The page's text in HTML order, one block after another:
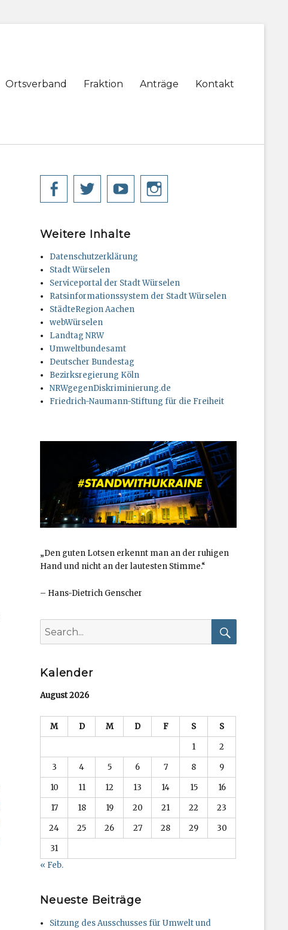
Ortsverband Fraktion Anträge Kontakt
Facebook
TwitterYouTube
Weitere Inhalte
Datenschutzerklärung
Stadt Würselen
Serviceportal der Stadt Würselen
Ratsinformationssystem der Stadt Würselen
StädteRegion Aachen
webWürselen
Landtag NRW
Umweltbundesamt
Deutscher Bundestag
Bezirksregierung Köln
NRWgegenDiskriminierung.de
Friedrich-Naumann-Stiftung für die Freiheit
„Den guten Lotsen erkennt man an der ruhigen
Hand und nicht an der lautesten Stimme.“
– Hans-Dietrich Genscher
for:
Kalender
August 2026
M D M D F S
S
1
2
3
4 5 6 7 8
9
10
11 12 13 14 15
16
17
18 19 20 21 22
23
24
25 26 27 28 29
30
31
« Feb.
Neueste Beiträge
Sitzung des Ausschusses für Umwelt und